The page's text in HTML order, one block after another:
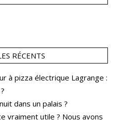
RÉCENTS
à pizza électrique Lagrange :
dans un palais ?
vraiment utile ? Nous avons